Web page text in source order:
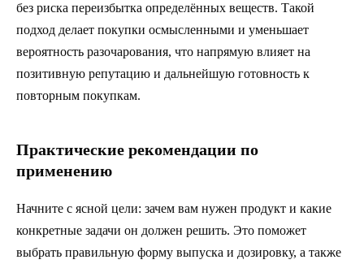
без риска переизбытка определённых веществ. Такой
подход делает покупки осмысленными и уменьшает
вероятность разочарования, что напрямую влияет на
позитивную репутацию и дальнейшую готовность к
повторным покупкам.
Практические рекомендации по
применению
Начните с ясной цели: зачем вам нужен продукт и какие
конкретные задачи он должен решить. Это поможет
выбрать правильную форму выпуска и дозировку, а также